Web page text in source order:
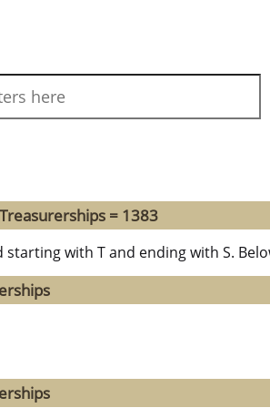
= 1383
with T and ending with S.